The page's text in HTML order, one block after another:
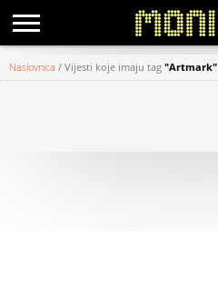
KATEGORIJE
Naslovnica / Vijesti koje imaju tag "Artmark"